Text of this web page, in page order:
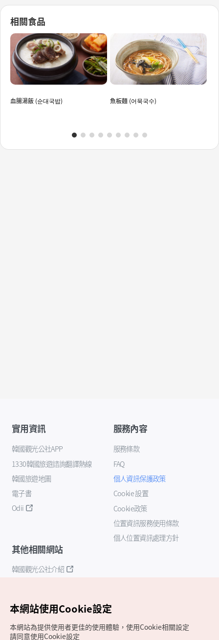
相關食品
血腸湯飯 (순대국밥) 魚板麵 (어묵국수)
實用資訊
韓國觀光公社APP
1330韓國旅遊諮詢翻譯熱線
韓國旅遊地圖
電子書
Odii
服務內容
服務條款
FAQ
個人資訊保護政策
Cookie 設置
Cookie政策
位置資訊服務使用條款
個人位置資訊處理方針
其他相關網站
韓國觀光公社介紹
本網站使用Cookie設定
本網站為提供使用者更佳的使用體驗，使用Cookie相關設定
請同意使用Cookie設定